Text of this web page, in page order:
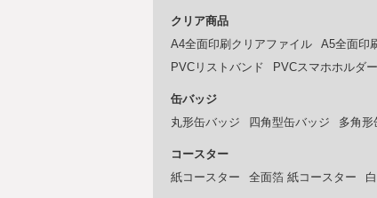
クリア商品
A4全面印刷クリアファイル
A5全面印
PVCリストバンド
PVCスマホホルダー
缶バッジ
丸形缶バッジ
四角型缶バッジ 多角形
コースター
紙コースター
全面箔 紙コースター